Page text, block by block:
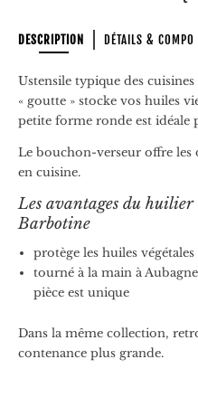
DESCRIPTION DÉTAILS & COMPO
Ustensile typique des
« goutte » stocke vos huiles
petite forme ronde est idéale
Le bouchon-verseur offre les
en cuisine.
Les avantages du
Barbotine
protège les huiles
tourné à la main à
pièce est unique
Dans la même collection,
contenance plus grande.